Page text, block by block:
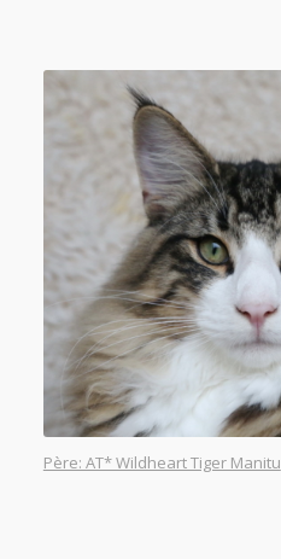
Père: AT* Wildheart Tiger Manitu